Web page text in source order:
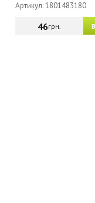
Артикул: 1801483180
46грн.